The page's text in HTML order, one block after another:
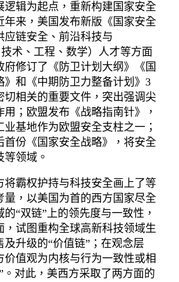
逻辑为起点，重新构建国家安全
年来，美国发布新版《国家安全
应链安全、前沿科技与
术、工程、数学）人才等方面
府修订了《防卫计划大纲》《国
》和《中期防卫力整备计划》3
切相关的重要文件，突出强调尖
；欧盟发布《战略指南针》，
基地作为欧盟安全支柱之一；
首份《国家安全战略》，将安全
领域。
将霸权护持与科技安全画上了等
量，以美国为首的西方国家尽全
“双链”上的领先度与一致性，
，试图重构全球高新科技领域生
及升级的“价值链”；在观念层
价值观为内核与行为一致性或相
。对此，美西方采取了两方面的